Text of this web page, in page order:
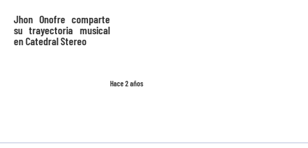
Hace 2 años
Jhon Onofre comparte
su trayectoria musical
en Catedral Stereo